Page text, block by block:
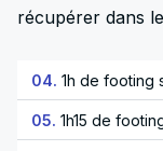
récupérer dans
04. 1h de footing
05. 1h15 de